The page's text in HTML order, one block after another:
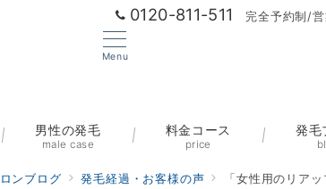
0120-811-511 完全予約制/
Menu
男性の発毛
male case
料金コース
price
発毛
ンブログ 発毛経過・お客様の声 「女性用のリア